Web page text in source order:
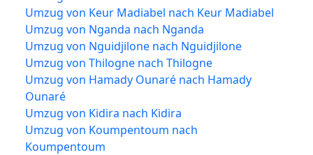
Umzug von Keur Madiabel nach Keur Madiabel
Umzug von Nganda nach Nganda
Umzug von Nguidjilone nach Nguidjilone
Umzug von Thilogne nach Thilogne
Umzug von Hamady Ounaré nach Hamady
Ounaré
Umzug von Kidira nach Kidira
Umzug von Koumpentoum nach
Koumpentoum